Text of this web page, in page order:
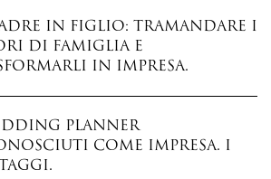
in figlio: tramandare i
di famiglia e
in impresa.
planner
come impresa. I